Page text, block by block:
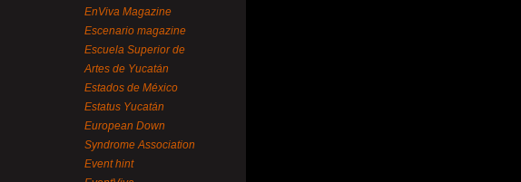
EnViva Magazine
Escenario magazine
Escuela Superior de
Artes de Yucatán
Estados de México
Estatus Yucatán
European Down
Syndrome Association
Event hint